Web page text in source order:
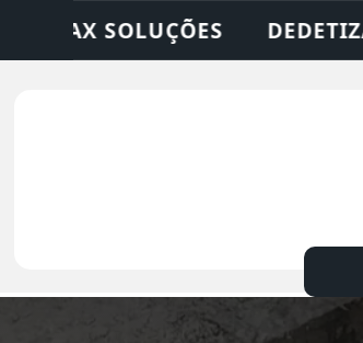
• DESENTUPIDORA •